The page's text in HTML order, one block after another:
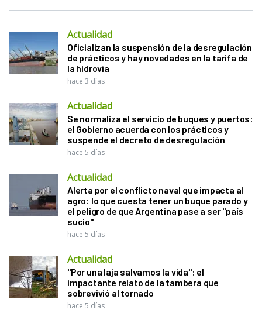
Actualidad
Oficializan la suspensión de la desregulación
de prácticos y hay novedades en la tarifa de
la hidrovía
hace 3 días
Actualidad
Se normaliza el servicio de buques y puertos:
el Gobierno acuerda con los prácticos y
suspende el decreto de desregulación
hace 5 días
Actualidad
Alerta por el conflicto naval que impacta al
agro: lo que cuesta tener un buque parado y
el peligro de que Argentina pase a ser "país
sucio"
hace 5 días
Actualidad
"Por una laja salvamos la vida": el
impactante relato de la tambera que
sobrevivió al tornado
hace 5 días